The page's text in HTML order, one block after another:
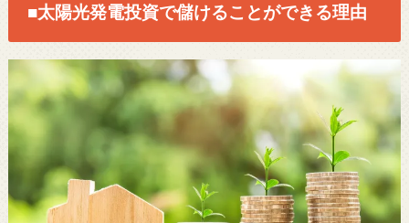
■太陽光発電投資で儲けることができる理由